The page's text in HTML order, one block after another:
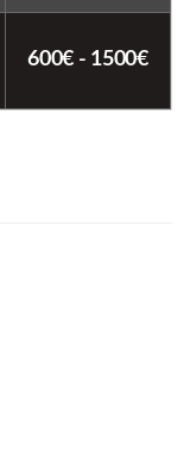
600€ - 1500€